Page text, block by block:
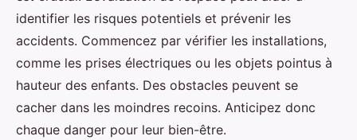
identifier les risques potentiels et prévenir les
accidents. Commencez par vérifier les installations,
comme les prises électriques ou les objets pointus à
hauteur des enfants. Des obstacles peuvent se
cacher dans les moindres recoins. Anticipez donc
chaque danger pour leur bien-être.